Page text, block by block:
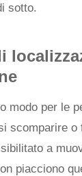
sotto.
modo per le
scomparire o
a
piacciono